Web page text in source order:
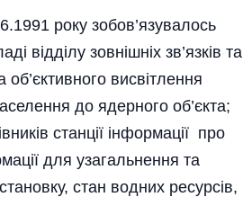
року зобов’язувалось
відділу зовнішніх зв’язків та
висвітлення
до ядерного об’єкта;
станції інформації про
для узагальнення та
стан водних ресурсів,